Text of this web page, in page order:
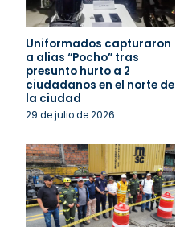
Uniformados capturaron
a alias “Pocho” tras
presunto hurto a 2
ciudadanos en el norte de
la ciudad
29 de julio de 2026